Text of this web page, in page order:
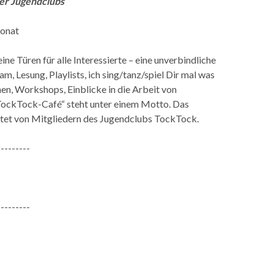
Türen für alle Interessierte – eine unverbindliche
Lesung, Playlists, ich sing/tanz/spiel Dir mal was
Workshops, Einblicke in die Arbeit von
Café“ steht unter einem Motto. Das
von Mitgliedern des Jugendclubs TockTock.